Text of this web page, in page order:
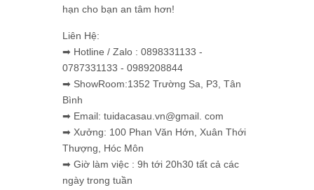
hạn cho bạn an tâm hơn!
Liên Hệ:
➡ Hotline / Zalo : 0898331133 -
0787331133 - 0989208844
➡ ShowRoom:1352 Trường Sa, P3, Tân
Bình
➡ Email: tuidacasau.vn@gmail. com
➡ Xưởng: 100 Phan Văn Hớn, Xuân Thới
Thượng, Hóc Môn
➡ Giờ làm việc : 9h tới 20h30 tất cả các
ngày trong tuần